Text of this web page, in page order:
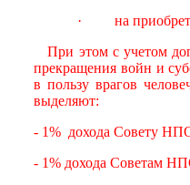
· на
При этом с учетом
прекращения войн и
в пользу врагов
выделяют:
- 1% дохода Совету
- 1% дохода Советам